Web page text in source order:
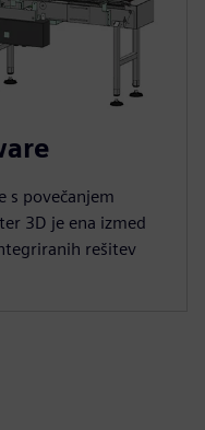
s povečanjem
3D je ena izmed
rešitev